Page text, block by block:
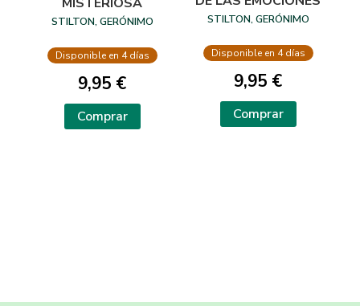
STILTON, GERÓNIMO
Disponible en 4 días
9,95 €
Comprar
STILTON, GERÓNIMO
Disponible en 4 días
9,95 €
Comprar